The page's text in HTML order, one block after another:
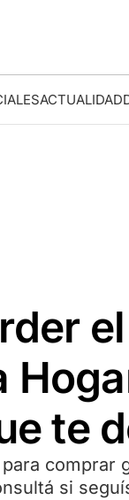
ACTUALIDAD
te
si